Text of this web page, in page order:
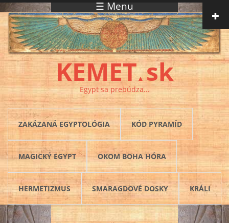
Skočiť na hlavný obsah ☰ Menu
KEMET▲ sk
Egypt sa prebúdza...
ZAKÁZANÁ EGYPTOLÓGIA KÓD PYRAMÍD
MAGICKÝ EGYPT OKOM BOHA HÓRA
HERMETIZMUS SMARAGDOVÉ DOSKY KRÁLI